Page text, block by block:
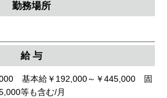
勤務場所
給 与
基本給￥192,000～￥445,000 固
等も含む/月